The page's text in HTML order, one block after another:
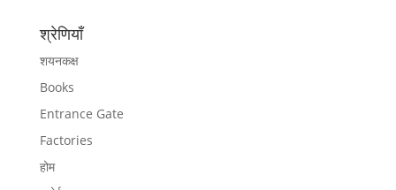
श्रेणियाँ
शयनकक्ष
Books
Entrance Gate
Factories
होम